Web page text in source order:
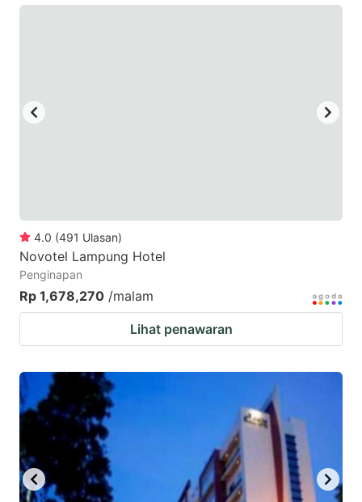
changing
dates.
4.0 (491 Ulasan)
Novotel Lampung Hotel
Penginapan
Rp 1,678,270 /malam
Lihat penawaran